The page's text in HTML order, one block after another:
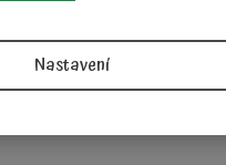
Nastavení